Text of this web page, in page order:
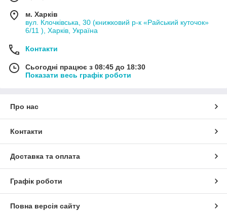
м. Харків
вул. Клочківська, 30 (книжковий р-к «Райський куточок»
6/11 ), Харків, Україна
Контакти
Сьогодні працює з 08:45 до 18:30
Показати весь графік роботи
Про нас
Контакти
Доставка та оплата
Графік роботи
Повна версія сайту